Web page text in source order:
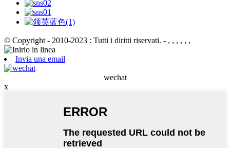
© Copyright - 2010-2023 : Tutti i diritti riservati. - , , , , , ,
Invia una email
wechat
x